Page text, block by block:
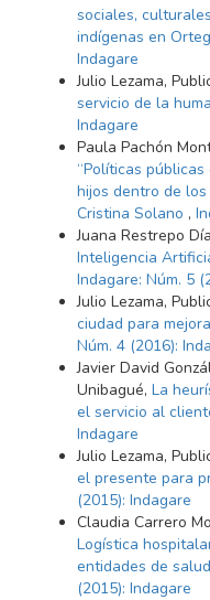
sociales,
indígenas en
Indagare
Julio Lezama,
servicio de la
Indagare
Paula Pachón
“Políticas
hijos dentro de
Cristina Solano ,
Juana Restrepo
Inteligencia
Indagare: Núm. 5
Julio Lezama,
ciudad para
Núm. 4 (2016):
Javier David
Unibagué, La
el servicio al
Indagare
Julio Lezama,
el presente para
(2015): Indagare
Claudia Carrero
Logística
entidades de
(2015): Indagare